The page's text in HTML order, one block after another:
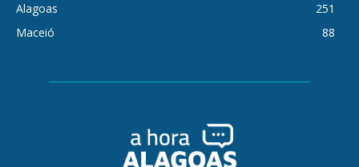
Alagoas
251
Maceió
88